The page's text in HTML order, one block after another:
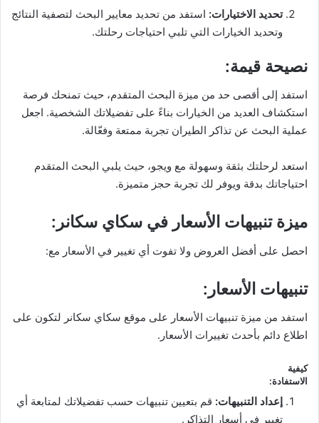
تحديد الاختيارات: استفد من تحديد معايير البحث لتصفية النتائج
وتحديد الخيارات التي تلبي احتياجات رحلتك.
نصيحة قيمة:
استفد إلى أقصى حد من ميزة البحث المتقدم، حيث تمنحك فرصة
استكشاف العديد من الخيارات بناءً على تفضيلاتك الشخصية. اجعل
عملية البحث عن تذاكر الطيران تجربة ممتعة وفعّالة.
استعد لرحلتك بثقة وسهولة مع ويجو، حيث يلبي البحث المتقدم
احتياجاتك بدقة ويوفر لك تجربة حجز متميزة.
ميزة تنبيهات الأسعار في سكاي سكانر :
احصل على أفضل العروض ولا تفوت أي تغيير في الأسعار مع:
تنبيهات الأسعار :
استفد من ميزة تنبيهات الأسعار على موقع سكاي سكانر لتكون على
اطلاع دائم بأحدث تغييرات الأسعار.
كيفية
الاستفادة:
إعداد التنبيهات: قم بتعيين تنبيهات حسب تفضيلاتك لمتابعة أي
تغيير في أسعار التذاكر.